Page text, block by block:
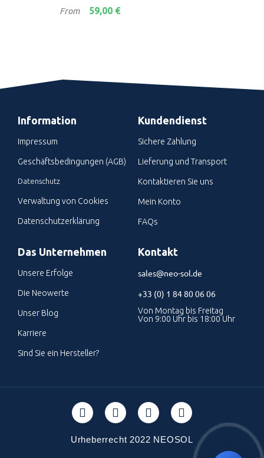
Preis
From 59,00 €
Information
Impressum
Geschäftsbedingungen (AGB)
Datenschutz
Verwaltung von Cookies
Datenschutzerklärung
Kundendienst
Sichere Zahlung
Lieferung und Transport
Kontaktieren Sie uns
Mein Konto
FAQs
Das Unternehmen
Unsere Erfolge
Die Neowerte
Unser Blog
Karriere
Sind Sie ein Hersteller?
Kontakt
sales@neo-sol.de
+33 (0) 1 84 80 06 06
Von Montag bis Freitag
Von 9:00 Uhr bis 18:00 Uhr
Urheberrecht 2022 NEOSOL